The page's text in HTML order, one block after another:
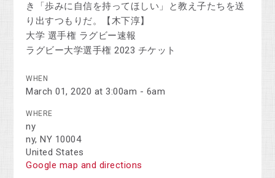
き「歩みに自信を持ってほしい」と教え子たちを送
り出すつもりだ。【木下淳】
大学 選手権 ラグビー速報
ラグビー大学選手権 2023 チケット
WHEN
March 01, 2020 at 3:00am - 6am
WHERE
ny
ny, NY 10004
United States
Google map and directions